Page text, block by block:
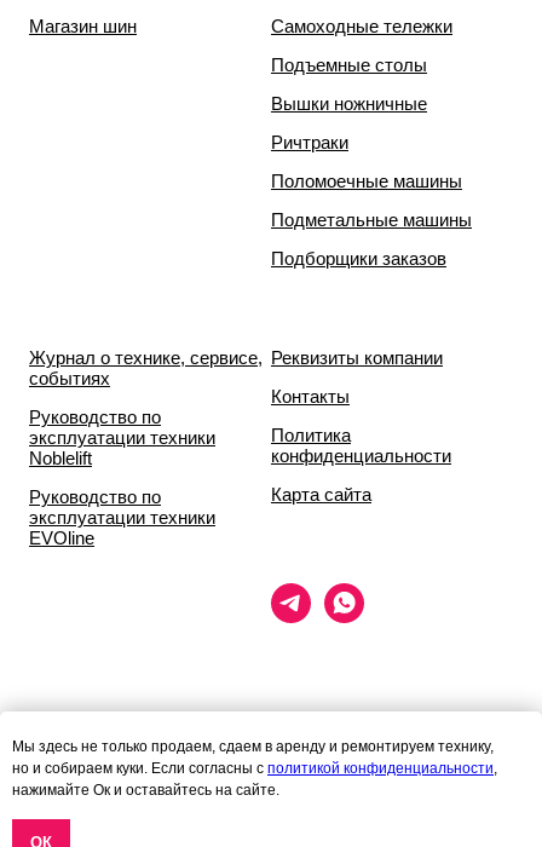
Магазин шин
Самоходные тележки
Подъемные столы
Вышки ножничные
Ричтраки
Поломоечные машины
Подметальные машины
Подборщики заказов
Журнал о технике, сервисе,
событиях
Руководство по
эксплуатации техники
Noblelift
Руководство по
эксплуатации техники
EVOline
Реквизиты компании
Контакты
Политика
конфиденциальности
Карта сайта
при каких условиях
информационные материалы и цены, размещённые на сайте, не
определяемой положениями статей 435 и 437 гражданского кодекса
Мы здесь не только продаем, сдаем в аренду и ремонтируем технику,
но и собираем куки. Если согласны с политикой конфиденциальности,
нажимайте Ок и оставайтесь на сайте.
ОК